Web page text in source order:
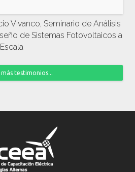
Vivanco, Seminario de Análisis
de Sistemas Fotovoltaicos a
más testimonios...